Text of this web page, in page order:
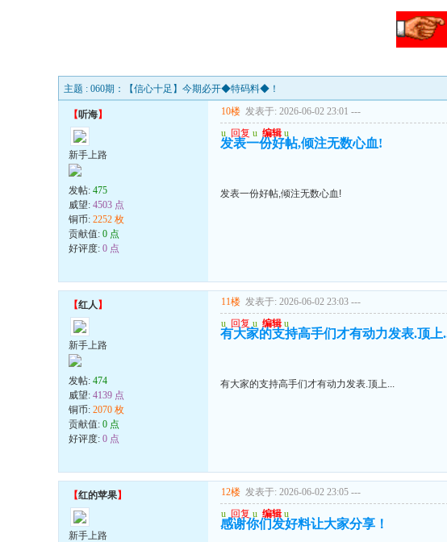
主题 : 060期：【信心十足】今期必开◆特码料◆！
【听海】
新手上路
发帖: 475
威望: 4503 点
铜币: 2252 枚
贡献值: 0 点
好评度: 0 点
10楼 发表于: 2026-06-02 23:01 ---
u 回复 u 编辑 u
发表一份好帖,倾注无数心血!
发表一份好帖,倾注无数心血!
【红人 】
新手上路
发帖: 474
威望: 4139 点
铜币: 2070 枚
贡献值: 0 点
好评度: 0 点
11楼 发表于: 2026-06-02 23:03 ---
u 回复 u 编辑 u
有大家的支持高手们才有动力发表.顶上
有大家的支持高手们才有动力发表.顶上...
【红的苹果】
新手上路
12楼 发表于: 2026-06-02 23:05 ---
u 回复 u 编辑 u
感谢你们发好料让大家分享！